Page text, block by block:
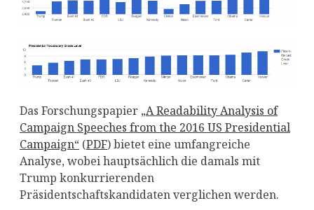
Das Forschungspapier „A Readability Analysis of
Campaign Speeches from the 2016 US Presidential
Campaign“ (PDF) bietet eine umfangreiche
Analyse, wobei hauptsächlich die damals mit
Trump konkurrierenden
Präsidentschaftskandidaten verglichen werden.